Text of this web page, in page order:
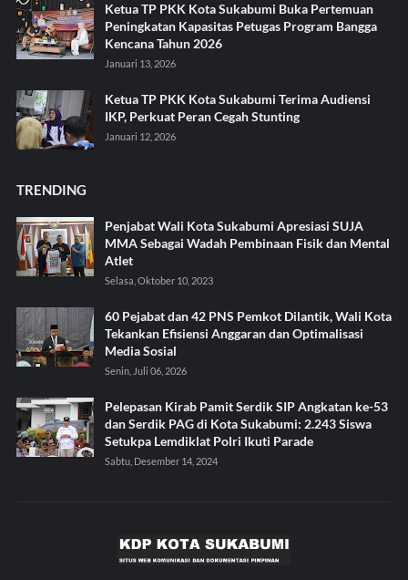
Ketua TP PKK Kota Sukabumi Buka Pertemuan
Peningkatan Kapasitas Petugas Program Bangga
Kencana Tahun 2026
Januari 13, 2026
Ketua TP PKK Kota Sukabumi Terima Audiensi
IKP, Perkuat Peran Cegah Stunting
Januari 12, 2026
TRENDING
Penjabat Wali Kota Sukabumi Apresiasi SUJA
MMA Sebagai Wadah Pembinaan Fisik dan Mental
Atlet
Selasa, Oktober 10, 2023
60 Pejabat dan 42 PNS Pemkot Dilantik, Wali Kota
Tekankan Efisiensi Anggaran dan Optimalisasi
Media Sosial
Senin, Juli 06, 2026
Pelepasan Kirab Pamit Serdik SIP Angkatan ke-53
dan Serdik PAG di Kota Sukabumi: 2.243 Siswa
Setukpa Lemdiklat Polri Ikuti Parade
Sabtu, Desember 14, 2024